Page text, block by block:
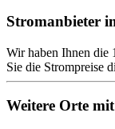
Stromanbieter
Wir haben Ihnen die
Sie die Strompreise
Weitere Orte